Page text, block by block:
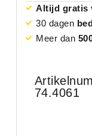
Altijd gratis
30 dagen
Meer dan
74.4061